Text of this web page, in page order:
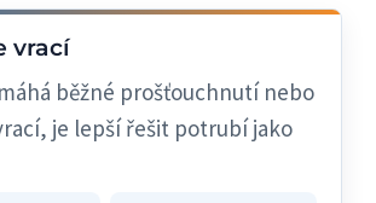
vrací
běžné prošťouchnutí nebo
je lepší řešit potrubí jako